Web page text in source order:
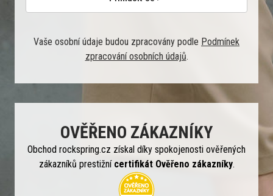
Vaše osobní údaje budou zpracovány podle Podmínek
zpracování osobních údajů.
OVĚŘENO ZÁKAZNÍKY
Obchod rockspring.cz získal díky spokojenosti ověřených
zákazníků prestižní certifikát Ověřeno zákazníky.